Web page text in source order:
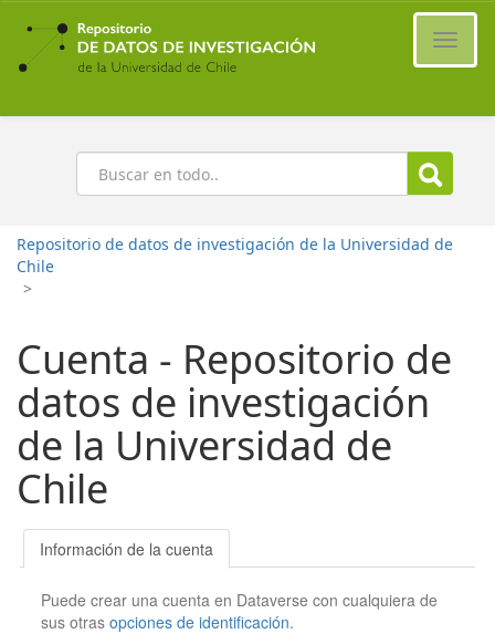
Ir
contenido
principal
Buscar
Repositorio de datos de investigación de la Universidad de
Chile
>
Cuenta - Repositorio de
datos de investigación
de la Universidad de
Chile
Información de la cuenta
Puede crear una cuenta en Dataverse con cualquiera de
sus otrasopciones de identificación.